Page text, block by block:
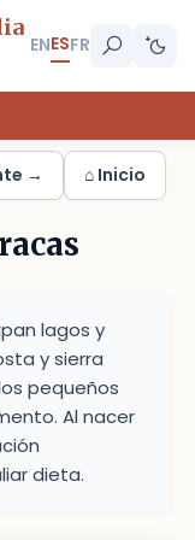
ENESFR
→ ⌂ Inicio
lagos y
y sierra
pequeños
Al nacer
dieta.